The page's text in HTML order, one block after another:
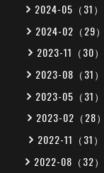
2024-05（31）
2024-02（29）
2023-11（30）
2023-08（31）
2023-05（31）
2023-02（28）
2022-11（31）
2022-08（32）